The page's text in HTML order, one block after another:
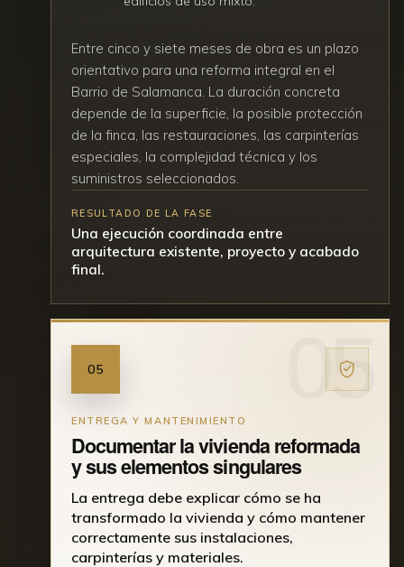
Entre cinco y siete meses de obra es un plazo
orientativo para una reforma integral en el
Barrio de Salamanca. La duración concreta
depende de la superficie, la posible protección
de la finca, las restauraciones, las carpinterías
especiales, la complejidad técnica y los
suministros seleccionados.
RESULTADO DE LA FASE
Una ejecución coordinada entre
arquitectura existente, proyecto y acabado
final.
05
ENTREGA Y MANTENIMIENTO
Documentar la vivienda reformada
y sus elementos singulares
La entrega debe explicar cómo se ha
transformado la vivienda y cómo mantener
correctamente sus instalaciones,
carpinterías y materiales.